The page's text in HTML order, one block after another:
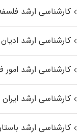
کارشناسی ارشد
کارشناسی ارشد
کارشناسی ارشد امور
کارشناسی ارشد
کارشناسی ارشد